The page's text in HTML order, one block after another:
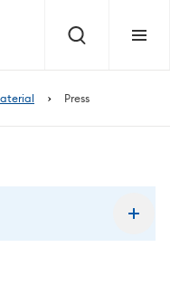
Sök Meny
Press